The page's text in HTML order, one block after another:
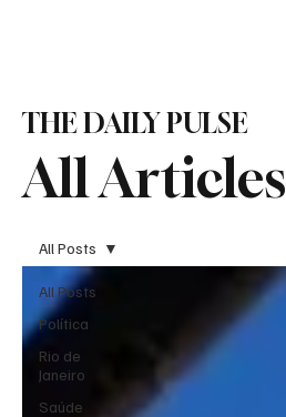
All Articles
THE DAILY PULSE
All Posts
Política
Rio de
Janeiro
Saúde
All Posts